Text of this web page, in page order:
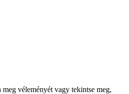
véleményét vagy tekintse meg,